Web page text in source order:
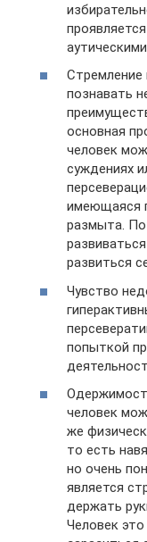
Стремление
познавать
основная
человек
суждениях
имеющаяся
размыта.
развиться
Чувство
попыткой
человек
же
то есть
но очень
является
держать
Человек